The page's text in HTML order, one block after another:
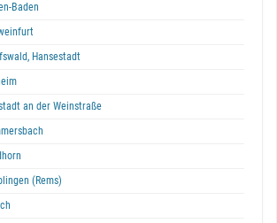
Baden
Hansestadt
an der Weinstraße
(Rems)